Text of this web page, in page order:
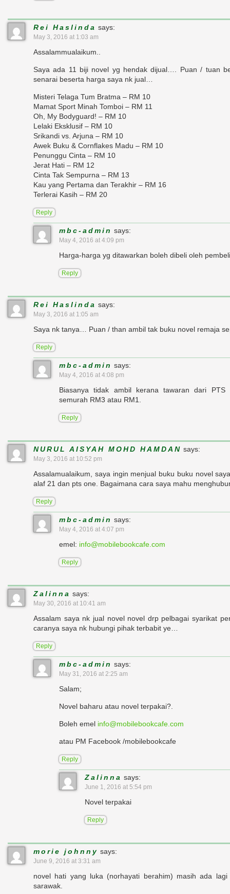
Rei Haslinda says:
May 3, 2016 at 1:03 am
Assalammualaikum..
Saya ada 11 biji novel yg hendak dijual…. Puan / tuan
senarai beserta harga saya nk jual…
Misteri Telaga Tum Bratma – RM 10
Mamat Sport Minah Tomboi – RM 11
Oh, My Bodyguard! – RM 10
Lelaki Eksklusif – RM 10
Srikandi vs. Arjuna – RM 10
Awek Buku & Cornflakes Madu – RM 10
Penunggu Cinta – RM 10
Jerat Hati – RM 12
Cinta Tak Sempurna – RM 13
Kau yang Pertama dan Terakhir – RM 16
Terlerai Kasih – RM 20
Reply
mbc-admin says:
May 4, 2016 at 4:09 pm
Harga-harga yg ditawarkan boleh dibeli oleh
Reply
Rei Haslinda says:
May 3, 2016 at 1:05 am
Saya nk tanya… Puan / than ambil tak buku novel remaja
Reply
mbc-admin says:
May 4, 2016 at 4:08 pm
Biasanya tidak ambil kerana tawaran dari
semurah RM3 atau RM1.
Reply
NURUL AISYAH MOHD HAMDAN says:
May 3, 2016 at 10:52 pm
Assalamualaikum, saya ingin menjual buku buku novel
alaf 21 dan pts one. Bagaimana cara saya mahu
Reply
mbc-admin says:
May 4, 2016 at 4:07 pm
emel: info@mobilebookcafe.com
Reply
Zalinna says:
May 30, 2016 at 10:41 am
Assalam saya nk jual novel novel drp pelbagai syarikat
caranya saya nk hubungi pihak terbabit ye…
Reply
mbc-admin says:
May 31, 2016 at 2:25 am
Salam;
Novel baharu atau novel terpakai?.
Boleh emel info@mobilebookcafe.com
atau PM Facebook /mobilebookcafe
Reply
Zalinna says:
June 1, 2016 at 5:54 pm
Novel terpakai
Reply
morie johnny says:
June 9, 2016 at 3:31 am
novel hati yang luka (norhayati berahim) masih ada
sarawak.